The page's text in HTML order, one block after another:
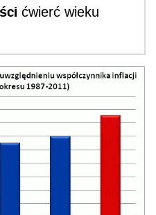
ćwierć wieku